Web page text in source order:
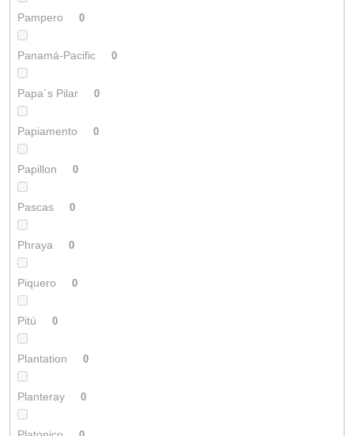
Pampero 0
Panamá-Pacific 0
Papa´s Pilar 0
Papiamento 0
Papillon 0
Pascas 0
Phraya 0
Piquero 0
Pitú 0
Plantation 0
Planteray 0